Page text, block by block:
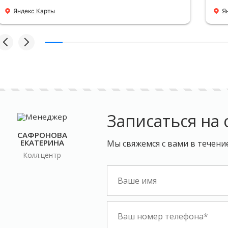
Яндекс Карты
я
САФРОНОВА
ЕКАТЕРИНА
Колл.центр
Записаться на
Мы свяжемся с вами в